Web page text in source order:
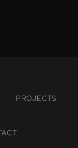
PROJECTS